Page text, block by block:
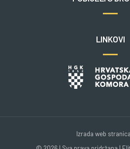
LINKOVI
Izrada web stranica